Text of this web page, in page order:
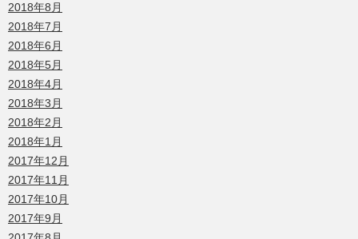
2018年8月
2018年7月
2018年6月
2018年5月
2018年4月
2018年3月
2018年2月
2018年1月
2017年12月
2017年11月
2017年10月
2017年9月